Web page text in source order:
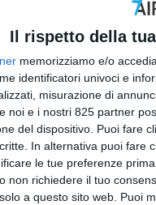
Il rispetto della
memorizziamo e/o
identificatori univoci e
misurazione di
noi e i nostri 825 partner
del dispositivo. Puoi fare
In alternativa puoi fare
le tue preferenze
non richiedere il tuo
a questo sito web. Puoi